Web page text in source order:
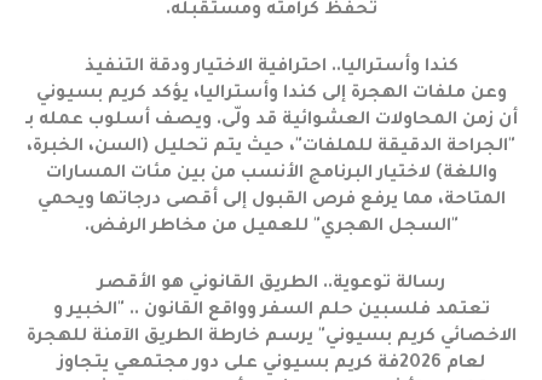
تحفظ كرامته ومستقبله.
كندا وأستراليا.. احترافية الاختيار ودقة التنفيذ
وعن ملفات الهجرة إلى كندا وأستراليا، يؤكد كريم بسيوني
أن زمن المحاولات العشوائية قد ولّى. ويصف أسلوب عمله بـ
"الجراحة الدقيقة للملفات"، حيث يتم تحليل (السن، الخبرة،
واللغة) لاختيار البرنامج الأنسب من بين مئات المسارات
المتاحة، مما يرفع فرص القبول إلى أقصى درجاتها ويحمي
"السجل الهجري" للعميل من مخاطر الرفض.
رسالة توعوية.. الطريق القانوني هو الأقصر
تعتمد فلسبين حلم السفر وواقع القانون .. "الخبير و
الاخصائي كريم بسيوني" يرسم خارطة الطريق الآمنة للهجرة
لعام 2026فة كريم بسيوني على دور مجتمعي يتجاوز